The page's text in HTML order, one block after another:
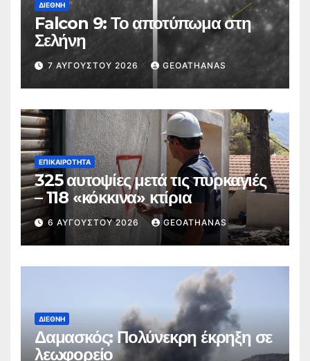
ΔΙΕΘΝΉ
Falcon 9: Το αποτύπωμα στη
Σελήνη
7 ΑΥΓΟΎΣΤΟΥ 2026 GEOATHANAS
ΕΠΙΚΑΙΡΌΤΗΤΑ
325 αυτοψίες μετά τις πυρκαγιές
– 118 «κόκκινα» κτίρια
6 ΑΥΓΟΎΣΤΟΥ 2026 GEOATHANAS
ΔΙΕΘΝΉ
Δαμασκός: Πολύνεκρη έκρηξη σε
λεωφορείο